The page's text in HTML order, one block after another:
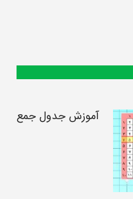
آموزش جدول جمع